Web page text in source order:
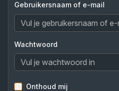
Gebruikersnaam of e-mail
Wachtwoord
Onthoud mij